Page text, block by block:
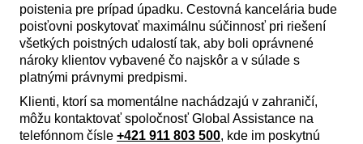
poistenia pre prípad úpadku. Cestovná kancelária bude
poisťovni poskytovať maximálnu súčinnosť pri riešení
všetkých poistných udalostí tak, aby boli oprávnené
nároky klientov vybavené čo najskôr a v súlade s
platnými právnymi predpismi.
Klienti, ktorí sa momentálne nachádzajú v zahraničí,
môžu kontaktovať spoločnosť Global Assistance na
telefónnom čísle +421 911 803 500, kde im poskytnú